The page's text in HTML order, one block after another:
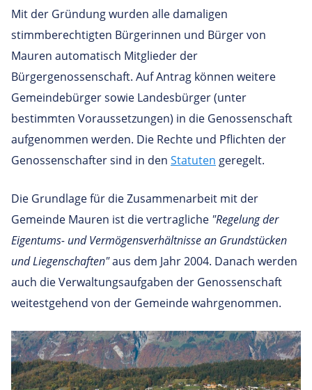
Mit der Gründung wurden alle damaligen
stimmberechtigten Bürgerinnen und Bürger von
Mauren automatisch Mitglieder der
Bürgergenossenschaft. Auf Antrag können weitere
Gemeindebürger sowie Landesbürger (unter
bestimmten Voraussetzungen) in die Genossenschaft
aufgenommen werden. Die Rechte und Pflichten der
Genossenschafter sind in den Statuten geregelt.
Die Grundlage für die Zusammenarbeit mit der
Gemeinde Mauren ist die vertragliche "Regelung der
Eigentums- und Vermögensverhältnisse an Grundstücken
und Liegenschaften"aus dem Jahr 2004. Danach werden
auch die Verwaltungsaufgaben der Genossenschaft
weitestgehend von der Gemeinde wahrgenommen.